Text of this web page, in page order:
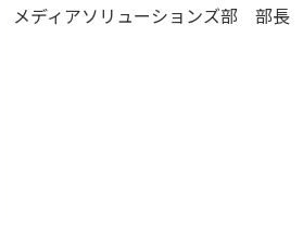
メディアソリューションズ部 部長